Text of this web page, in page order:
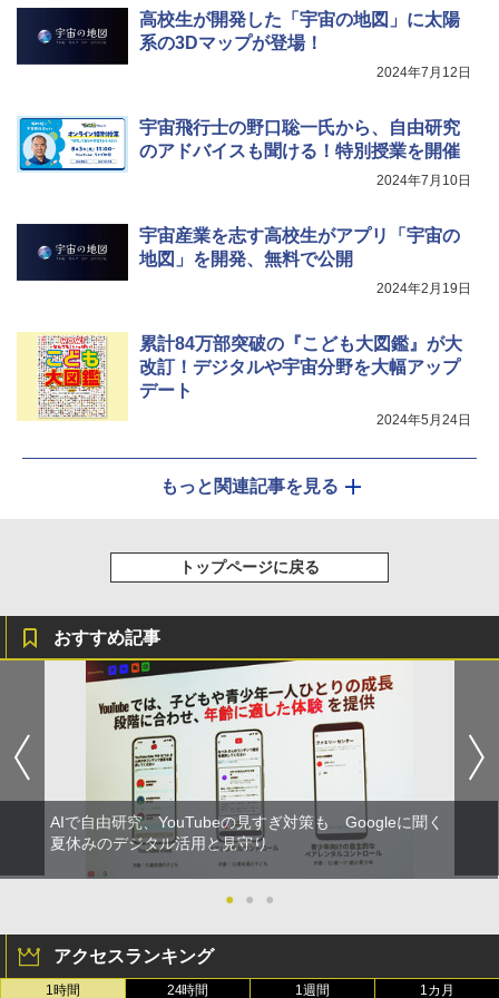
Fernrohr:実験用キャビネット
高校生が開発した「宇宙の地図」に太陽
系の3Dマップが登場！
2024年7月12日
宇宙飛行士の野口聡一氏から、自由研究
のアドバイスも聞ける！特別授業を開催
2024年7月10日
宇宙産業を志す高校生がアプリ「宇宙の
地図」を開発、無料で公開
2024年2月19日
累計84万部突破の『こども大図鑑』が大
改訂！デジタルや宇宙分野を大幅アップ
デート
2024年5月24日
もっと関連記事を見る
トップページに戻る
おすすめ記事
AIで自由研究、YouTubeの見すぎ対策も Googleに聞く
夏休みのデジタル活用と見守り
● ● ●
アクセスランキング
1時間 24時間 1週間 1カ月